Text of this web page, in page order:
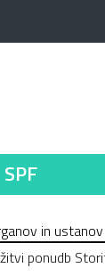
SPF
in
ponudb